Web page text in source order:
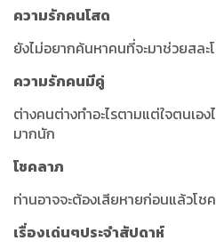
ความรักคนโสด
ยังไม่อยากค้นหาคนที่จะมาช่วยสละ
ความรักคนมีคู่
ต่างคนต่างทำอะไรตามแต่ใจตนเอ
มากนัก
โชคลาภ
ท่านอาจจะต้องเสียหายก่อนแล้วโช
เรื่องเด่นๆประจำสัปดาห์